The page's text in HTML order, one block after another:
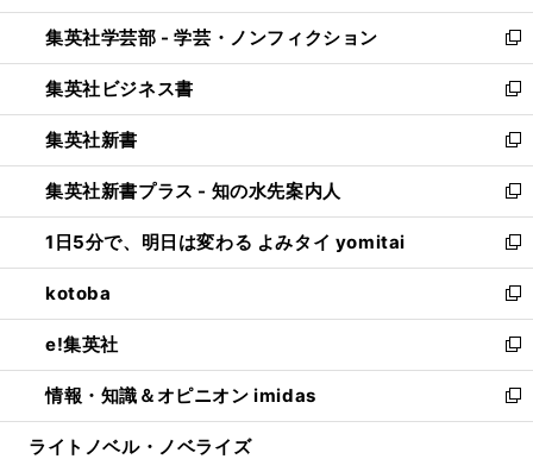
開
く
ウ
で
開
く
ン
ド
ウ
で
開
く
ウ
ィ
ン
ド
ウ
で
開
く
集英社学芸部 - 学芸・ノンフィクション
新
し
い
ウ
ィ
ン
ド
ウ
で
開
く
集英社ビジネス書
新
し
い
ウ
ィ
ン
ド
ウ
で
開
く
集英社新書
新
し
い
ウ
ィ
ン
ド
ウ
で
開
く
集英社新書プラス - 知の水先案内人
新
し
い
ウ
ィ
ン
ド
ウ
で
開
1日5分で、明日は変わる よみタイ yomitai
新
し
い
ウ
ィ
ン
ド
ウ
kotoba
新
し
い
ウ
ィ
ン
e!集英社
新
し
い
ウ
情報・知識＆オピニオン imidas
新
し
ライトノベル・ノベライズ